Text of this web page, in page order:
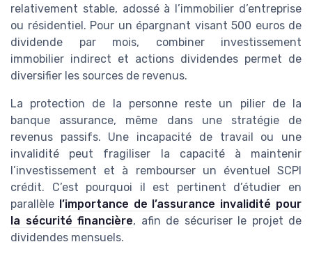
relativement stable, adossé à l’immobilier d’entreprise
ou résidentiel. Pour un épargnant visant 500 euros de
dividende par mois, combiner investissement
immobilier indirect et actions dividendes permet de
diversifier les sources de revenus.
La protection de la personne reste un pilier de la
banque assurance, même dans une stratégie de
revenus passifs. Une incapacité de travail ou une
invalidité peut fragiliser la capacité à maintenir
l’investissement et à rembourser un éventuel SCPI
crédit. C’est pourquoi il est pertinent d’étudier en
parallèle l’importance de l’assurance invalidité pour
la sécurité financière, afin de sécuriser le projet de
dividendes mensuels.